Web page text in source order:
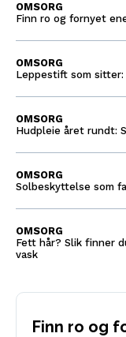
Finn ro og fornyet
OMSORG
Leppestift som
OMSORG
Hudpleie året rundt:
OMSORG
Solbeskyttelse som
OMSORG
Fett hår? Slik finner
vask
OMSORG
Finn ro og